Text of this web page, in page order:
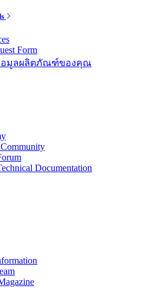
Form
อมูลผลิตภัณฑ์ของคุณ
Documentation